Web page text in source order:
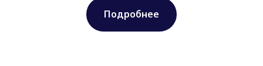
Подробнее